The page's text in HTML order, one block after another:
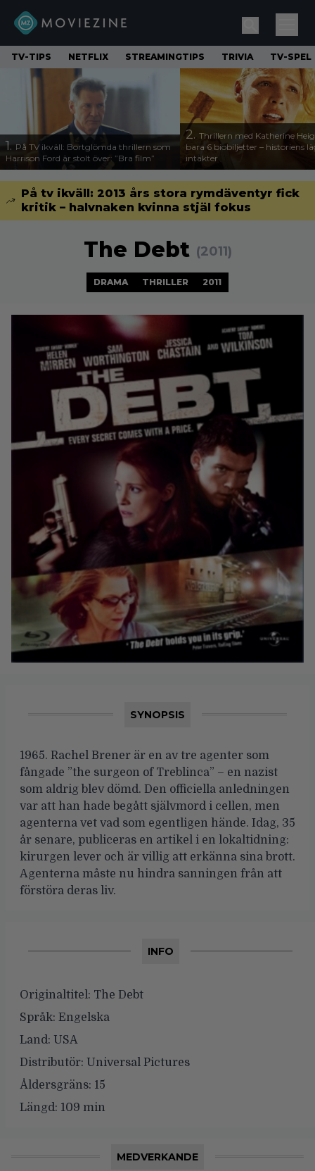
TV-TIPS NETFLIX STREAMINGTIPS TRIVIA TV-SPEL
1. På TV ikväll: Bortglömda thrillern som
Harrison Ford är stolt över: ”Bra film”
2. Thrillern med Katherine
bara 6 biobiljetter – historiens
intäkter
På tv ikväll: 2013 års stora rymdäventyr fick
kritik – halvnaken kvinna stjäl fokus
The Debt (2011)
DRAMA THRILLER 2011
SYNOPSIS
1965. Rachel Brener är en av tre agenter som
fångade ”the surgeon of Treblinca” – en nazist
som aldrig blev dömd. Den officiella anledningen
var att han hade begått självmord i cellen, men
agenterna vet vad som egentligen hände. Idag, 35
år senare, publiceras en artikel i en lokaltidning:
kirurgen lever och är villig att erkänna sina brott.
Agenterna måste nu hindra sanningen från att
förstöra deras liv.
INFO
Originaltitel: The Debt
Språk: Engelska
Land: USA
Distributör: Universal Pictures
Åldersgräns: 15
Längd: 109 min
MEDVERKANDE